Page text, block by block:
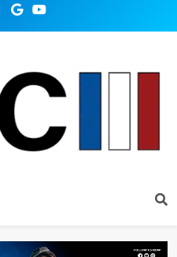
| เคดีซี